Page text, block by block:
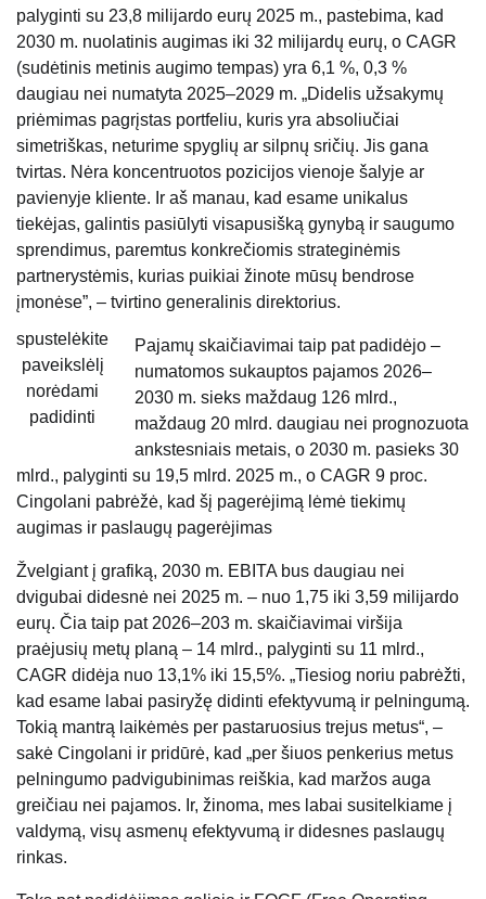
palyginti su 23,8 milijardo eurų 2025 m., pastebima, kad
2030 m. nuolatinis augimas iki 32 milijardų eurų, o CAGR
(sudėtinis metinis augimo tempas) yra 6,1 %, 0,3 %
daugiau nei numatyta 2025–2029 m. „Didelis užsakymų
priėmimas pagrįstas portfeliu, kuris yra absoliučiai
simetriškas, neturime spyglių ar silpnų sričių. Jis gana
tvirtas. Nėra koncentruotos pozicijos vienoje šalyje ar
pavienyje kliente. Ir aš manau, kad esame unikalus
tiekėjas, galintis pasiūlyti visapusišką gynybą ir saugumo
sprendimus, paremtus konkrečiomis strateginėmis
partnerystėmis, kurias puikiai žinote mūsų bendrose
įmonėse”, – tvirtino generalinis direktorius.
spustelėkite
paveikslėlį
norėdami
padidinti
Pajamų skaičiavimai taip pat padidėjo –
numatomos sukauptos pajamos 2026–
2030 m. sieks maždaug 126 mlrd.,
maždaug 20 mlrd. daugiau nei prognozuota
ankstesniais metais, o 2030 m. pasieks 30
mlrd., palyginti su 19,5 mlrd. 2025 m., o CAGR 9 proc.
Cingolani pabrėžė, kad šį pagerėjimą lėmė tiekimų
augimas ir paslaugų pagerėjimas
Žvelgiant į grafiką, 2030 m. EBITA bus daugiau nei
dvigubai didesnė nei 2025 m. – nuo ​​1,75 iki 3,59 milijardo
eurų. Čia taip pat 2026–203 m. skaičiavimai viršija
praėjusių metų planą – 14 mlrd., palyginti su 11 mlrd.,
CAGR didėja nuo 13,1% iki 15,5%. „Tiesiog noriu pabrėžti,
kad esame labai pasiryžę didinti efektyvumą ir pelningumą.
Tokią mantrą laikėmės per pastaruosius trejus metus“, –
sakė Cingolani ir pridūrė, kad „per šiuos penkerius metus
pelningumo padvigubinimas reiškia, kad maržos auga
greičiau nei pajamos. Ir, žinoma, mes labai susitelkiame į
valdymą, visų asmenų efektyvumą ir didesnes paslaugų
rinkas.